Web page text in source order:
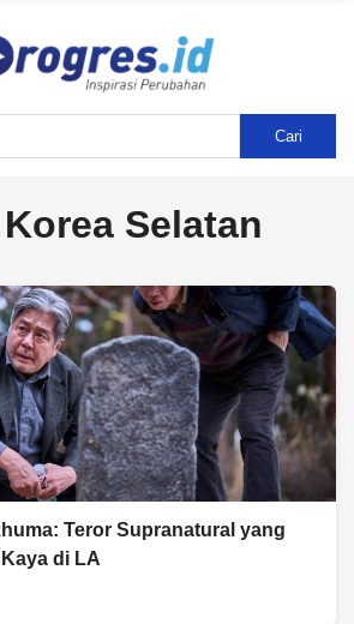
Cari
Selatan
Teror Supranatural yang
di LA